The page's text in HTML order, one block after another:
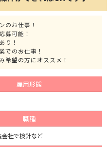
のお仕事！
募可能！
り！
でのお仕事！
希望の方にオススメ！
雇用形態
職種
社で検針など